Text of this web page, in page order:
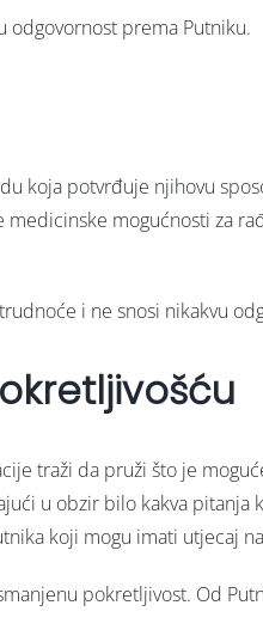
odgovornost prema Putniku.
koja potvrđuje njihovu
mogućnosti za
i ne snosi nikakvu
traži da pruži što je
u obzir bilo kakva
koji mogu imati utjecaj
pokretljivost. Od